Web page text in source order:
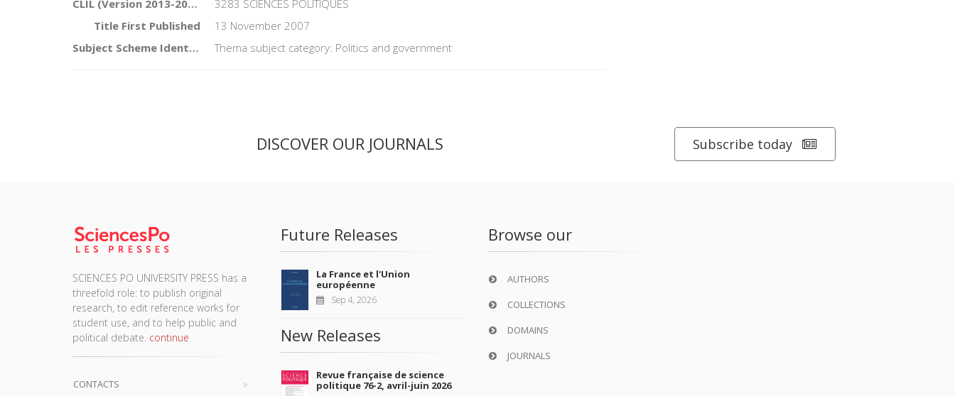
CLIL (Version 2013-2019)
3283 SCIENCES POLITIQUES
Title First Published
13 November 2007
Subject Scheme Identifier Code
Thema subject category: Politics and government
DISCOVER OUR JOURNALS Subscribe today
SCIENCES PO UNIVERSITY PRESS has a
threefold role: to publish original
research, to edit reference works for
student use, and to help public and
political debate. continue
CONTACTS
Future Releases
La France et l'Union
européenne
Sep 4, 2026
New Releases
Revue française de science
politique 76-2, avril-juin 2026
Browse our
AUTHORS
COLLECTIONS
DOMAINS
JOURNALS